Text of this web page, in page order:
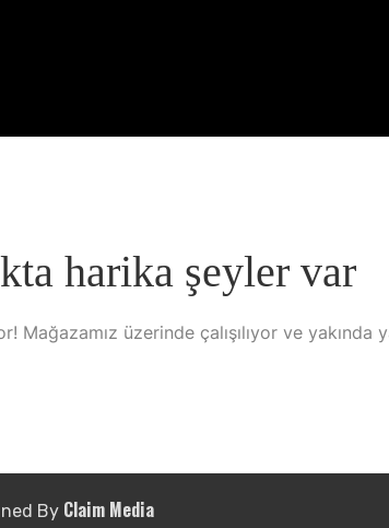
harika şeyler var
Mağazamız üzerinde çalışılıyor ve yakında
By Claim Media